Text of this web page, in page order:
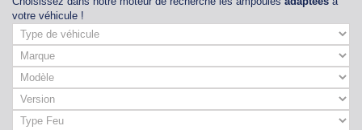
votre véhicule !